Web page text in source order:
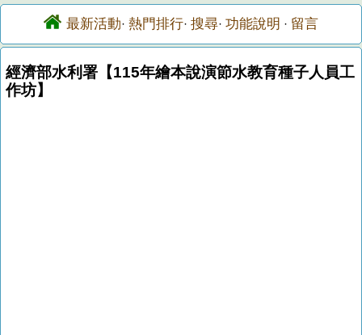
最新活動· 熱門排行· 搜尋· 功能說明 · 留言
經濟部水利署【115年繪本說演節水教育種子人員工
作坊】